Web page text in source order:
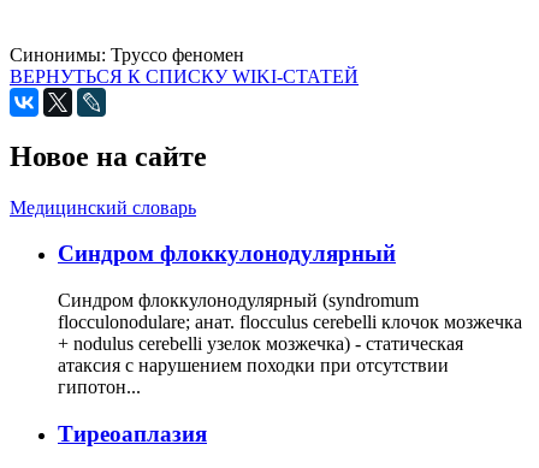
Синонимы: Труссо феномен
ВЕРНУТЬСЯ К СПИСКУ WIKI-СТАТЕЙ
Новое на сайте
Медицинский словарь
Cиндром флоккулонодулярный
Синдром флоккулонодулярный (syndromum
flocculonodulare; анат. flocculus cerebelli клочок мозжечка
+ nodulus cerebelli узелок мозжечка) - статическая
атаксия с нарушением походки при отсутствии
гипотон...
Тиреоаплазия